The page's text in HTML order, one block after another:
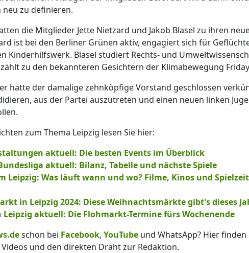
neu zu definieren.
die Mitglieder Jette Nietzard und Jakob Blasel zu ihren
ist bei den Berliner Grünen aktiv, engagiert sich für
Kinderhilfswerk. Blasel studiert Rechts- und
zu den bekannteren Gesichtern der Klimabewegung
hatte der damalige zehnköpfige Vorstand geschlossen
aus der Partei auszutreten und einen neuen linken
zum Thema Leipzig lesen Sie hier:
aktuell: Die besten Events im Überblick
aktuell: Bilanz, Tabelle und nächste Spiele
Leipzig: Was läuft wann und wo? Filme, Kinos und
in Leipzig 2024: Diese Weihnachtsmärkte gibt's dieses
aktuell: Die Flohmarkt-Termine fürs Wochenende
schon bei Facebook, YouTube und WhatsApp? Hier
und den direkten Draht zur Redaktion.